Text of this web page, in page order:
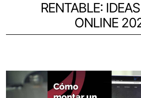
RENTABLE:
ONLINE